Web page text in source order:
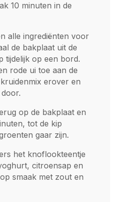
10 minuten in de
alle ingrediënten voor
de bakplaat uit de
tijdelijk op een bord.
rode ui toe aan de
erover en
op de bakplaat en
tot de kip
gaar zijn.
het knoflookteentje
citroensap en
smaak met zout en